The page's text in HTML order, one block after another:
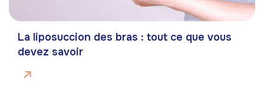
La liposuccion des bras : tout ce que vous
devez savoir